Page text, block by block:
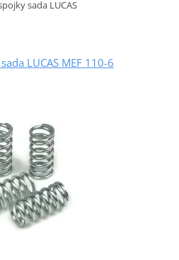
sada LUCAS
LUCAS MEF 110-6